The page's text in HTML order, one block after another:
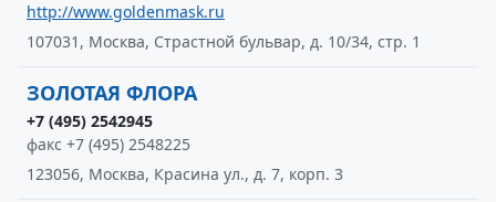
http://www.goldenmask.ru
107031, Москва, Страстной бульвар, д. 10/34, стр. 1
ЗОЛОТАЯ ФЛОРА
+7 (495) 2542945
факс +7 (495) 2548225
123056, Москва, Красина ул., д. 7, корп. 3